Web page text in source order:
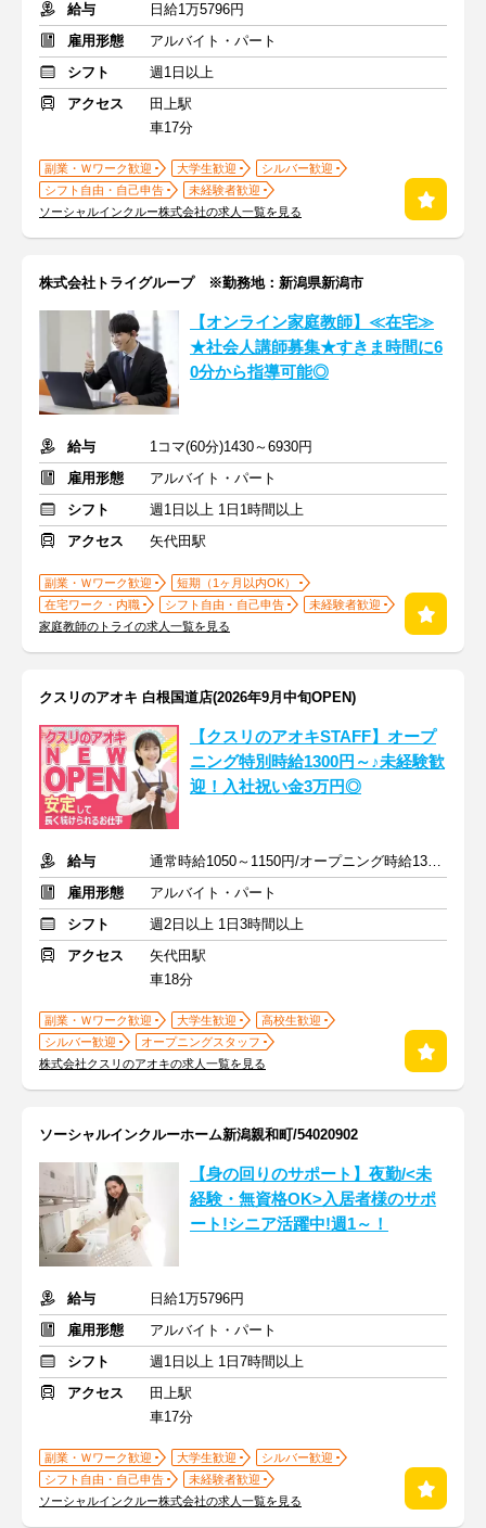
給与
日給1万5796円
雇用形態
アルバイト・パート
シフト
週1日以上
アクセス
田上駅
車17分
副業・Ｗワーク歓迎 大学生歓迎
シルバー歓迎
シフト自由・自己申告
未経験者歓迎
ソーシャルインクルー株式会社の求人一覧を見る
株式会社トライグループ ※勤務地：新潟県新潟市
【オンライン家庭教師】≪在宅≫
★社会人講師募集★すきま時間に6
0分から指導可能◎
給与
1コマ(60分)1430～6930円
雇用形態
アルバイト・パート
シフト
週1日以上 1日1時間以上
アクセス
矢代田駅
副業・Ｗワーク歓迎
短期（1ヶ月以内OK）
在宅ワーク・内職
シフト自由・自己申告
未経験者歓迎
家庭教師のトライの求人一覧を見る
クスリのアオキ 白根国道店(2026年9月中旬OPEN)
【クスリのアオキSTAFF】オープ
ニング特別時給1300円～♪未経験歓
迎！入社祝い金3万円◎
給与
通常時給1050～1150円/オープニング時給1300～1400円
雇用形態
アルバイト・パート
シフト
週2日以上 1日3時間以上
アクセス
矢代田駅
車18分
副業・Ｗワーク歓迎 大学生歓迎
高校生歓迎
シルバー歓迎
オープニングスタッフ
株式会社クスリのアオキの求人一覧を見る
ソーシャルインクルーホーム新潟親和町/54020902
【身の回りのサポート】夜勤/<未
経験・無資格OK>入居者様のサポ
ート!シニア活躍中!週1～！
給与
日給1万5796円
雇用形態
アルバイト・パート
シフト
週1日以上 1日7時間以上
アクセス
田上駅
車17分
副業・Ｗワーク歓迎 大学生歓迎
シルバー歓迎
シフト自由・自己申告
未経験者歓迎
ソーシャルインクルー株式会社の求人一覧を見る